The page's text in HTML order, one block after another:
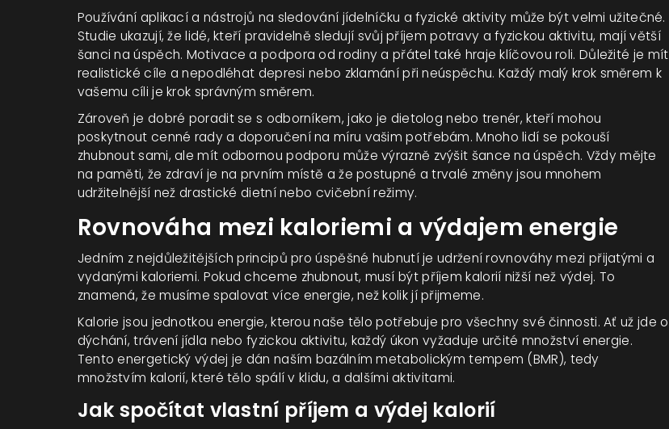
Používání aplikací a nástrojů na sledování jídelníčku a fyzické aktivity může být velmi užitečné.
Studie ukazují, že lidé, kteří pravidelně sledují svůj příjem potravy a fyzickou aktivitu, mají větší
šanci na úspěch. Motivace a podpora od rodiny a přátel také hraje klíčovou roli. Důležité je mít
realistické cíle a nepodléhat depresi nebo zklamání při neúspěchu. Každý malý krok směrem k
vašemu cíli je krok správným směrem.
Zároveň je dobré poradit se s odborníkem, jako je dietolog nebo trenér, kteří mohou
poskytnout cenné rady a doporučení na míru vašim potřebám. Mnoho lidí se pokouší
zhubnout sami, ale mít odbornou podporu může výrazně zvýšit šance na úspěch. Vždy mějte
na paměti, že zdraví je na prvním místě a že postupné a trvalé změny jsou mnohem
udržitelnější než drastické dietní nebo cvičební režimy.
Rovnováha mezi kaloriemi a výdajem energie
Jedním z nejdůležitějších principů pro úspěšné hubnutí je udržení rovnováhy mezi přijatými a
vydanými kaloriemi. Pokud chceme zhubnout, musí být příjem kalorií nižší než výdej. To
znamená, že musíme spalovat více energie, než kolik jí přijmeme.
Kalorie jsou jednotkou energie, kterou naše tělo potřebuje pro všechny své činnosti. Ať už jde o
dýchání, trávení jídla nebo fyzickou aktivitu, každý úkon vyžaduje určité množství energie.
Tento energetický výdej je dán naším bazálním metabolickým tempem (BMR), tedy
množstvím kalorií, které tělo spálí v klidu, a dalšími aktivitami.
Jak spočítat vlastní příjem a výdej kalorií